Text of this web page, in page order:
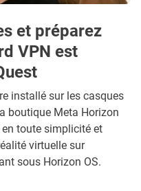
et préparez
VPN est
installé sur les casques
boutique Meta Horizon
toute simplicité et
virtuelle sur
sous Horizon OS.